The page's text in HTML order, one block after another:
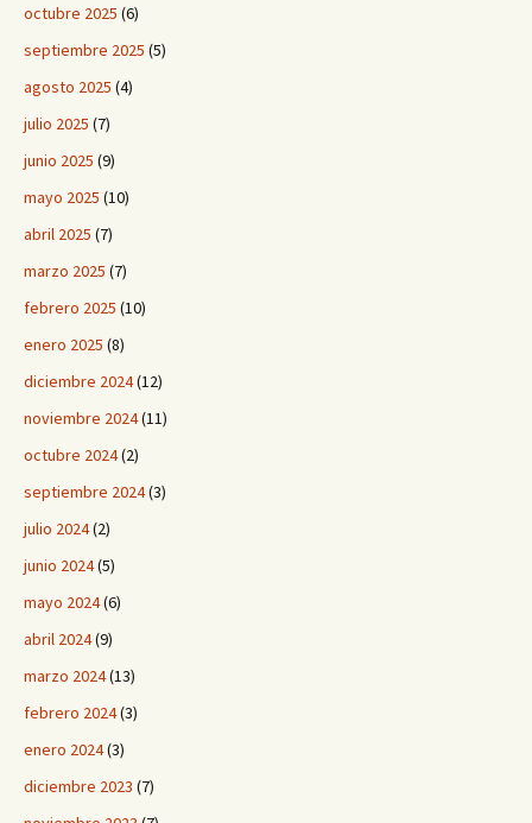
octubre 2025 (6)
septiembre 2025 (5)
agosto 2025 (4)
julio 2025 (7)
junio 2025 (9)
mayo 2025 (10)
abril 2025 (7)
marzo 2025 (7)
febrero 2025 (10)
enero 2025 (8)
diciembre 2024(12)
noviembre 2024(11)
octubre 2024(2)
septiembre 2024(3)
julio 2024(2)
junio 2024(5)
mayo 2024(6)
abril 2024(9)
marzo 2024(13)
febrero 2024(3)
enero 2024(3)
diciembre 2023 (7)